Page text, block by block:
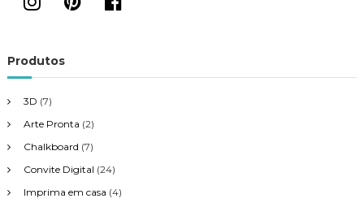
Produtos
3D (7)
Arte Pronta (2)
Chalkboard (7)
Convite Digital (24)
Imprima em casa (4)